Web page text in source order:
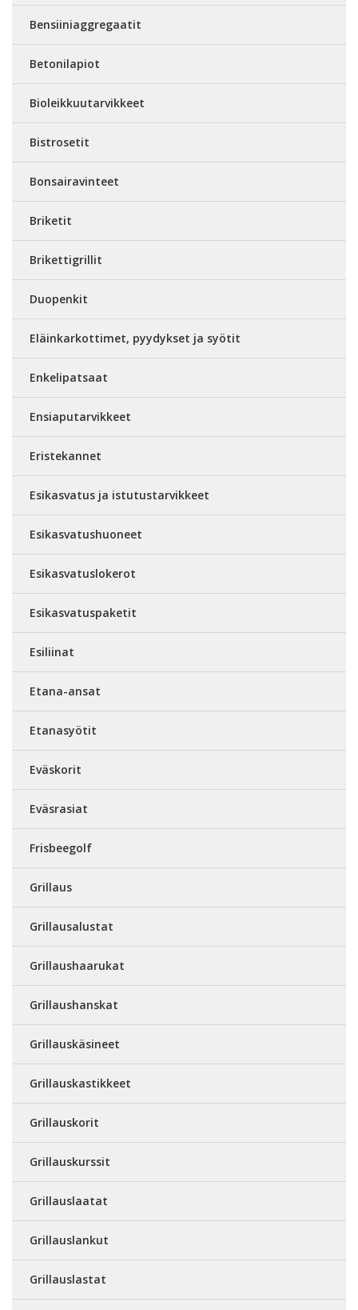
Bensiiniaggregaatit
Betonilapiot
Bioleikkuutarvikkeet
Bistrosetit
Bonsairavinteet
Briketit
Brikettigrillit
Duopenkit
Eläinkarkottimet, pyydykset ja syötit
Enkelipatsaat
Ensiaputarvikkeet
Eristekannet
Esikasvatus ja istutustarvikkeet
Esikasvatushuoneet
Esikasvatuslokerot
Esikasvatuspaketit
Esiliinat
Etana-ansat
Etanasyötit
Eväskorit
Eväsrasiat
Frisbeegolf
Grillaus
Grillausalustat
Grillaushaarukat
Grillaushanskat
Grillauskäsineet
Grillauskastikkeet
Grillauskorit
Grillauskurssit
Grillauslaatat
Grillauslankut
Grillauslastat